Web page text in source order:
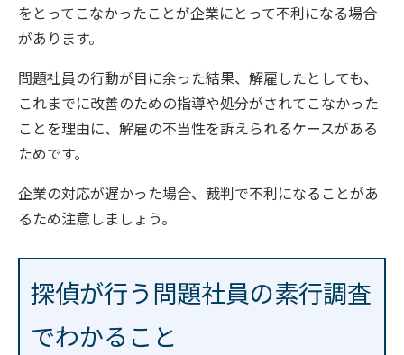
をとってこなかったことが企業にとって不利になる場合
があります。
問題社員の行動が目に余った結果、解雇したとしても、
これまでに改善のための指導や処分がされてこなかった
ことを理由に、解雇の不当性を訴えられるケースがある
ためです。
企業の対応が遅かった場合、裁判で不利になることがあ
るため注意しましょう。
探偵が行う問題社員の素行調査
でわかること